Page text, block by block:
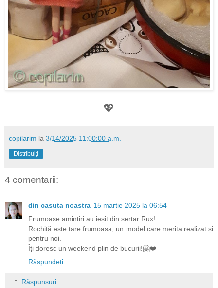
💖
copilarim la 3/14/2025 11:00:00 a.m.
Distribuiți
4 comentarii:
din casuta noastra 15 martie 2025 la 06:54
Frumoase amintiri au ieșit din sertar Rux!
Rochiță este tare frumoasa, un model care merita realizat și
pentru noi.
Îți doresc un weekend plin de bucurii!🤗❤️
Răspundeți
Răspunsuri